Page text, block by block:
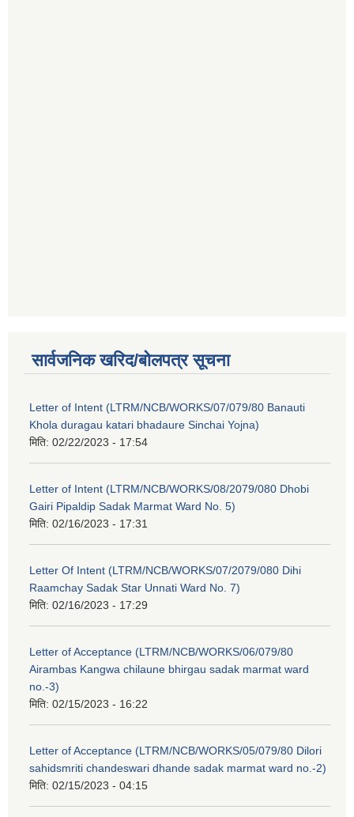
सार्वजनिक खरिद/बोलपत्र सूचना
Letter of Intent (LTRM/NCB/WORKS/07/079/80 Banauti
Khola duragau katari bhadaure Sinchai Yojna)
मिति: 02/22/2023 - 17:54
Letter of Intent (LTRM/NCB/WORKS/08/2079/080 Dhobi
Gairi Pipaldip Sadak Marmat Ward No. 5)
मिति: 02/16/2023 - 17:31
Letter Of Intent (LTRM/NCB/WORKS/07/2079/080 Dihi
Raamchay Sadak Star Unnati Ward No. 7)
मिति: 02/16/2023 - 17:29
Letter of Acceptance (LTRM/NCB/WORKS/06/079/80
Airambas Kangwa chilaune bhirgau sadak marmat ward
no.-3)
मिति: 02/15/2023 - 16:22
Letter of Acceptance (LTRM/NCB/WORKS/05/079/80 Dilori
sahidsmriti chandeswari dhande sadak marmat ward no.-2)
मिति: 02/15/2023 - 04:15